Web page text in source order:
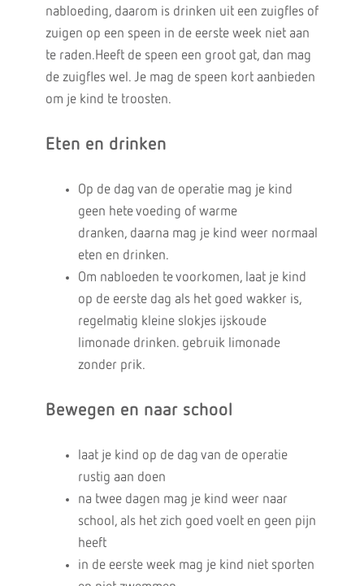
nabloeding, daarom is drinken uit een zuigfles of
zuigen op een speen in de eerste week niet aan
te raden.Heeft de speen een groot gat, dan mag
de zuigfles wel. Je mag de speen kort aanbieden
om je kind te troosten.
Eten en drinken
Op de dag van de operatie mag je kind
geen hete voeding of warme
dranken, daarna mag je kind weer normaal
eten en drinken.
Om nabloeden te voorkomen, laat je kind
op de eerste dag als het goed wakker is,
regelmatig kleine slokjes ijskoude
limonade drinken. gebruik limonade
zonder prik.
Bewegen en naar school
laat je kind op de dag van de operatie
rustig aan doen
na twee dagen mag je kind weer naar
school, als het zich goed voelt en geen pijn
heeft
in de eerste week mag je kind niet sporten